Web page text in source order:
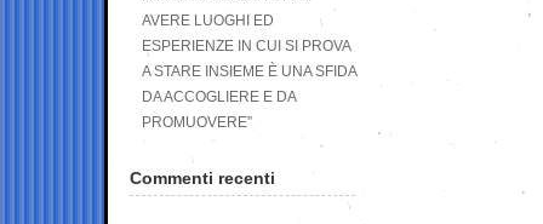
AVERE LUOGHI ED
ESPERIENZE IN CUI SI PROVA
A STARE INSIEME È UNA SFIDA
DA ACCOGLIERE E DA
PROMUOVERE”
Commenti recenti